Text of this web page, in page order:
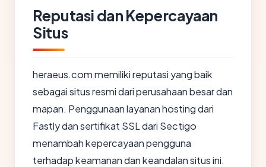
Reputasi dan Kepercayaan
Situs
heraeus.com memiliki reputasi yang baik
sebagai situs resmi dari perusahaan besar dan
mapan. Penggunaan layanan hosting dari
Fastly dan sertifikat SSL dari Sectigo
menambah kepercayaan pengguna
terhadap keamanan dan keandalan situs ini.